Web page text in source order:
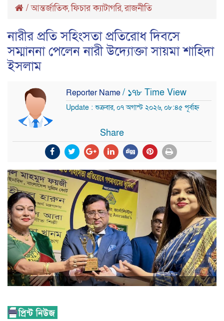
/আন্তর্জাতিক,ফিচার ক্যাটাগরি,রাজনীতি
নারীর প্রতি সহিংসতা প্রতিরোধ দিবসে
সম্মাননা পেলেন নারী উদ্যোক্তা সায়মা শাহিদা
ইসলাম
Reporter Name/ ১৭৮ Time View
Update : শুক্রবার, ০৭ অগাস্ট ২০২৬, ০৮:৪৫ পূর্বাহ্ন
Share